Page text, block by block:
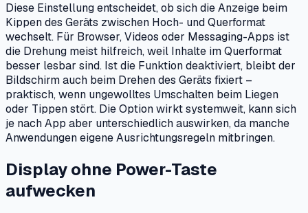
Diese Einstellung entscheidet, ob sich die Anzeige beim
Kippen des Geräts zwischen Hoch- und Querformat
wechselt. Für Browser, Videos oder Messaging-Apps ist
die Drehung meist hilfreich, weil Inhalte im Querformat
besser lesbar sind. Ist die Funktion deaktiviert, bleibt der
Bildschirm auch beim Drehen des Geräts fixiert –
praktisch, wenn ungewolltes Umschalten beim Liegen
oder Tippen stört. Die Option wirkt systemweit, kann sich
je nach App aber unterschiedlich auswirken, da manche
Anwendungen eigene Ausrichtungsregeln mitbringen.
Display ohne Power-Taste
aufwecken